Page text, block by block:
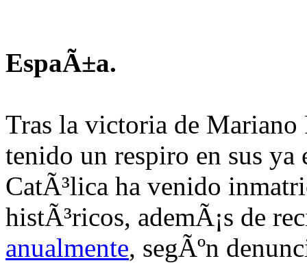
EspaÃ±a.
Tras la victoria de
tenido un respiro en sus
CatÃ³lica ha venido
histÃ³ricos, ademÃ¡s de
anualmente, segÃºn